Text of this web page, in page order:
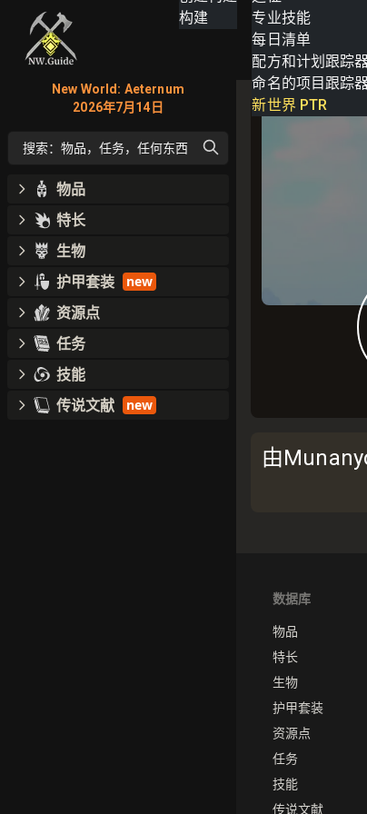
构建
专业技能
每日清单
配方和计划跟踪
命名的项目跟踪
新世界 PTR
由
数据库
物品
特长
生物
护甲套装
资源点
任务
技能
传说文献
New World: Aeternum
2026年7月14日
搜索：物品，任务，任何东西
物品
特长
生物
护甲套装
new
资源点
任务
技能
传说文献
new